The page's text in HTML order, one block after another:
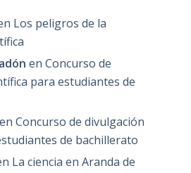
Los peligros de la
en Concurso de
para estudiantes de
en Concurso de divulgación
de bachillerato
La ciencia en Aranda de